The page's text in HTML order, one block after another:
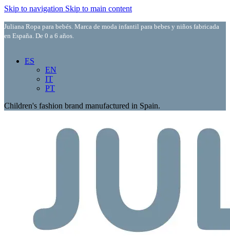
Skip to navigation Skip to main content
Juliana Ropa para bebés. Marca de moda infantil para bebes y niños fabricada
en España. De 0 a 6 años.
ES
EN
IT
PT
Children's fashion brand manufactured in Spain.